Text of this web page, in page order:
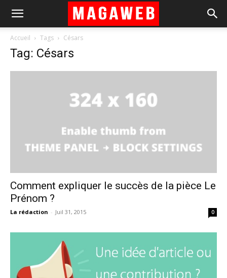
Accueil Tags Césars
Tag: Césars
Comment expliquer le succès de la pièce Le
Prénom ?
La rédaction - Juil 31, 2015 0